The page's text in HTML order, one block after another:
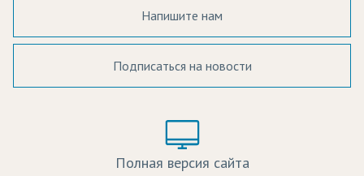
Напишите нам
Подписаться на новости
Полная версия сайта